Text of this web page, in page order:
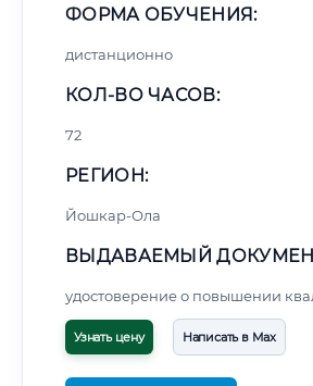
ФОРМА ОБУЧЕНИЯ:
дистанционно
КОЛ-ВО ЧАСОВ:
72
РЕГИОН:
Йошкар-Ола
ВЫДАВАЕМЫЙ
удостоверение о повышении
Узнать цену Написать в Max